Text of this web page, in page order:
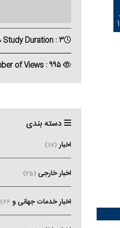
Study Duration : 3 دقیقه
دسته بندی
اخبار(17)
اخبار خارجی (25)
اخبار خدمات جهانی و APF (66)